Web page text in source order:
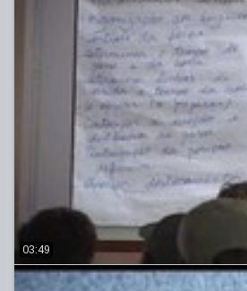
03:49